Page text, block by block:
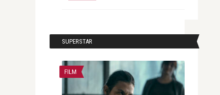
SUPERSTAR
FILM